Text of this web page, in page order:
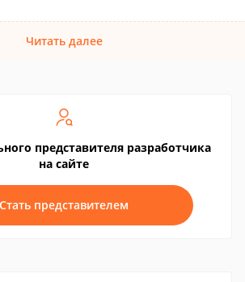
Читать далее
представителя разработчика
на сайте
Стать представителем